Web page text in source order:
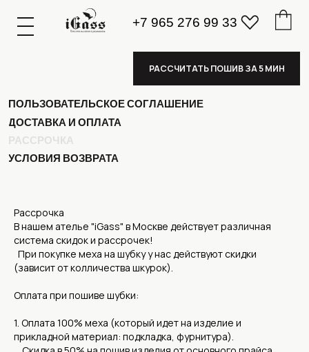
+7 965 276 99 33
УСЛОВИЯ ВОЗВРАТА
ДОСТАВКА И ОПЛАТА
ПОЛЬЗОВАТЕЛЬСКОЕ СОГЛАШЕНИЕ
ПОЛИТИКА КОНФИДЕНЦИАЛЬНОСТИ
Рассрочка
В нашем ателье "iGass" в Москве действует различная
система скидок и рассрочек!
При покупке меха на шубку у нас действуют скидки
(зависит от колличества шкурок).
Оплата при пошиве шубки:
1. Оплата 100% меха (который идет на изделие и
прикладной материал: подкладка, фурнитура).